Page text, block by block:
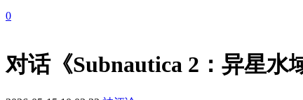
0
对话《Subnautica 2：异星